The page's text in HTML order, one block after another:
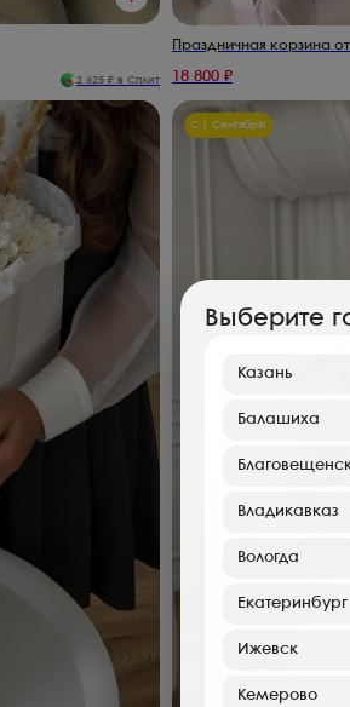
2 625 ₽ в Сплит
Праздничная корзина
18 800 ₽
С 1 Сентября!
Выберите
Казань
Балашиха
Владикавказ
Вологда
Екатеринбург
Ижевск
Кемерово